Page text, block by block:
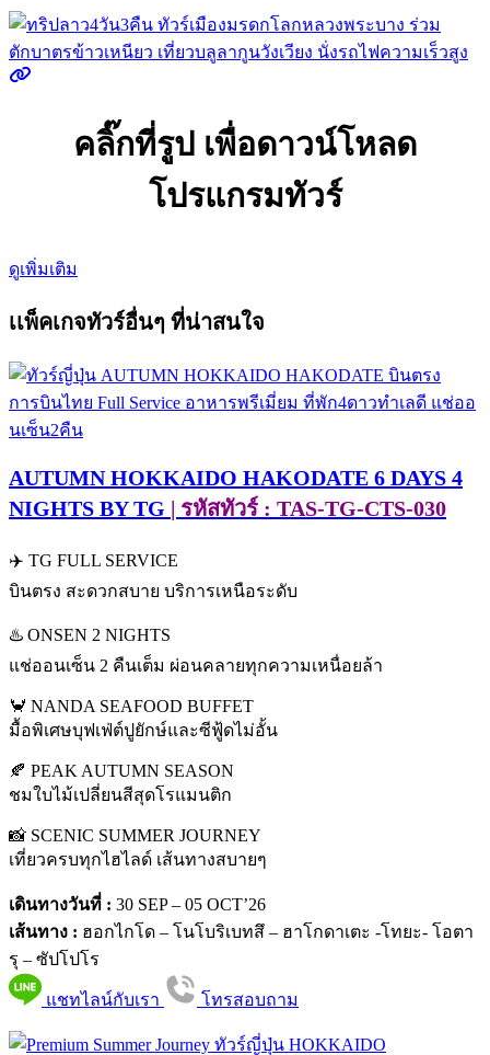
คลิ๊กที่รูป เพื่อดาวน์โหลด
โปรแกรมทัวร์
ดูเพิ่มเติม
เเพ็คเกจทัวร์อื่นๆ ที่น่าสนใจ
AUTUMN HOKKAIDO HAKODATE 6 DAYS 4
NIGHTS BY TG | รหัสทัวร์ : TAS-TG-CTS-030
✈️ TG FULL SERVICE
บินตรง สะดวกสบาย บริการเหนือระดับ
♨️ ONSEN 2 NIGHTS
แช่ออนเซ็น 2 คืนเต็ม ผ่อนคลายทุกความเหนื่อยล้า
🦀 NANDA SEAFOOD BUFFET
มื้อพิเศษบุฟเฟ่ต์ปูยักษ์และซีฟู้ดไม่อั้น
🍂 PEAK AUTUMN SEASON
ชมใบไม้เปลี่ยนสีสุดโรแมนติก
📸 SCENIC SUMMER JOURNEY
เที่ยวครบทุกไฮไลด์ เส้นทางสบายๆ
เดินทางวันที่ : 30 SEP – 05 OCT’26
เส้นทาง : ฮอกไกโด – โนโบริเบทสึ – ฮาโกดาเตะ -โทยะ- โอตา
รุ – ซัปโปโร
แชทไลน์กับเรา โทรสอบถาม